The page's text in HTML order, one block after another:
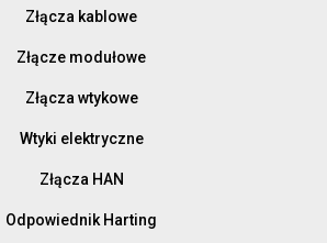
Złącza kablowe
Złącze modułowe
Złącza wtykowe
Wtyki elektryczne
Złącza HAN
Odpowiednik Harting